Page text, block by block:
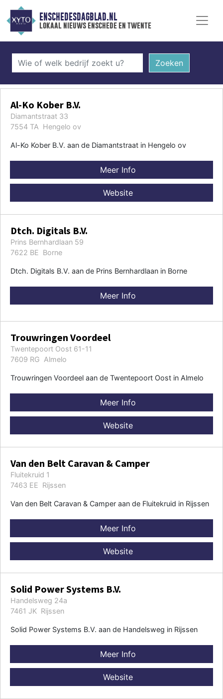
ENSCHEDESDAGBLAD.NL
lokaal nieuws enschede en twente
Zoeken
Al-Ko Kober B.V.
Diamantstraat 33
7554 TA Hengelo ov
Al-Ko Kober B.V. aan de Diamantstraat in Hengelo ov
Meer Info
Website
Dtch. Digitals B.V.
Prins Bernhardlaan 59
7622 BE Borne
Dtch. Digitals B.V. aan de Prins Bernhardlaan in Borne
Meer Info
Trouwringen Voordeel
Twentepoort Oost 61-11
7609 RG Almelo
Trouwringen Voordeel aan de Twentepoort Oost in Almelo
Meer Info
Website
Van den Belt Caravan & Camper
Fluitekruid 1
7463 EE Rijssen
Van den Belt Caravan & Camper aan de Fluitekruid in Rijssen
Meer Info
Website
Solid Power Systems B.V.
Handelsweg 24a
7461 JK Rijssen
Solid Power Systems B.V. aan de Handelsweg in Rijssen
Meer Info
Website